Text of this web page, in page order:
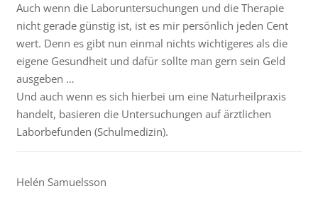
Auch wenn die Laboruntersuchungen und die Therapie
nicht gerade günstig ist, ist es mir persönlich jeden Cent
wert. Denn es gibt nun einmal nichts wichtigeres als die
eigene Gesundheit und dafür sollte man gern sein Geld
ausgeben …
Und auch wenn es sich hierbei um eine Naturheilpraxis
handelt, basieren die Untersuchungen auf ärztlichen
Laborbefunden (Schulmedizin).
Helén Samuelsson